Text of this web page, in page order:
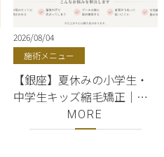
2026/08/04
施術メニュー
【銀座】夏休みの小学生・
中学生キッズ縮毛矯正｜初
めてでも失敗しない選び方
MORE